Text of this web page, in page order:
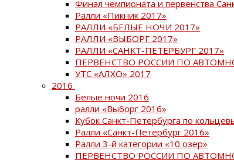
Финал чемпионата и первенства
Ралли «Пикник 2017»
РАЛЛИ «БЕЛЫЕ НОЧИ 2017»
РАЛЛИ «ВЫБОРГ 2017»
РАЛЛИ «САНКТ-ПЕТЕРБУРГ 2017»
ПЕРВЕНСТВО РОССИИ ПО
УТС «АЛХО» 2017
2016
Белые ночи 2016
ралли «Выборг 2016»
Кубок Санкт-Петербурга по
Ралли «Санкт-Петербург 2016»
Ралли 3-й категории «10 озер»
ПЕРВЕНСТВО РОССИИ ПО